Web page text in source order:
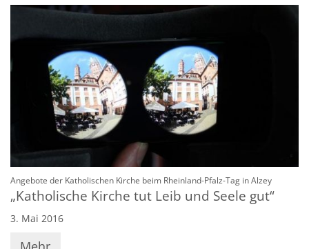
Angebote der Katholischen Kirche beim Rheinland-Pfalz-Tag in Alzey:
„Katholische Kirche tut Leib und Seele gut“
3. Mai 2016